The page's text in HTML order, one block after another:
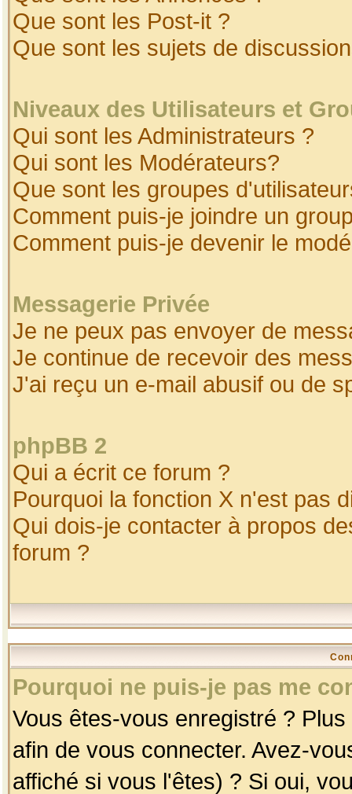
Que sont les Post-it ?
Que sont les sujets de
Niveaux des Utilisateurs et
Qui sont les Administrateurs ?
Qui sont les Modérateurs?
Que sont les groupes
Comment puis-je joindre un
Comment puis-je devenir le
Messagerie Privée
Je ne peux pas envoyer de
Je continue de recevoir des
J'ai reçu un e-mail abusif ou de
phpBB 2
Qui a écrit ce forum ?
Pourquoi la fonction X n'est pas
Qui dois-je contacter à propos
forum ?
Pourquoi ne puis-je pas me
Vous êtes-vous enregistré ?
afin de vous connecter. Avez-
affiché si vous l'êtes) ? Si oui,